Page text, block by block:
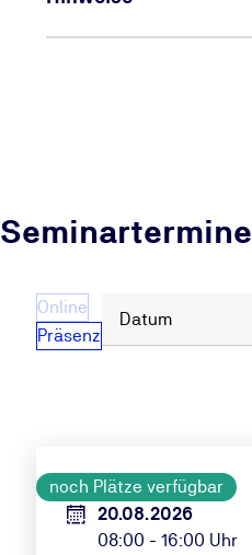
Seminartermine
Online
Präsenz
Datum
noch Plätze verfügbar
20.08.2026
08:00 - 16:00 Uhr